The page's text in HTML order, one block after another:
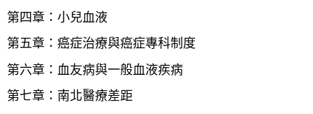
第四章：小兒血液
第五章：癌症治療與癌症專科制度
第六章：血友病與一般血液疾病
第七章：南北醫療差距